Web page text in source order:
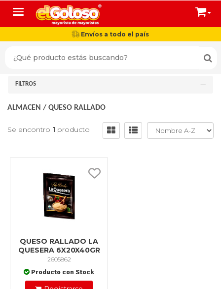
Toggle navigation
Envíos a todo el país
FILTROS
ALMACEN / QUESO RALLADO
Se encontro 1 producto
QUESO RALLADO LA
QUESERA 6X20X40GR
2605862
Producto con Stock